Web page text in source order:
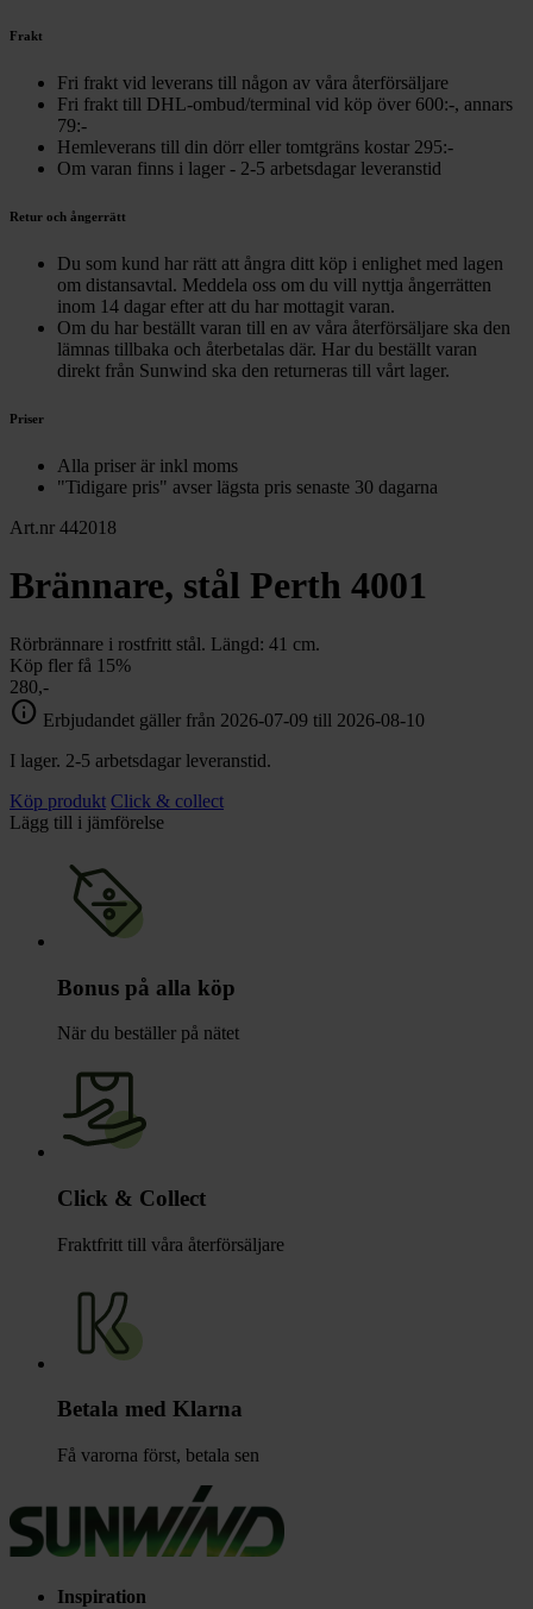
Frakt
Fri frakt vid leverans till någon av våra återförsäljare
Fri frakt till DHL-ombud/terminal vid köp över 600:-, annars
79:-
Hemleverans till din dörr eller tomtgräns kostar 295:-
Om varan finns i lager - 2-5 arbetsdagar leveranstid
Retur och ångerrätt
Du som kund har rätt att ångra ditt köp i enlighet med lagen
om distansavtal. Meddela oss om du vill nyttja ångerrätten
inom 14 dagar efter att du har mottagit varan.
Om du har beställt varan till en av våra återförsäljare ska den
lämnas tillbaka och återbetalas där. Har du beställt varan
direkt från Sunwind ska den returneras till vårt lager.
Priser
Alla priser är inkl moms
"Tidigare pris" avser lägsta pris senaste 30 dagarna
Art.nr 442018
Brännare, stål Perth 4001
Rörbrännare i rostfritt stål. Längd: 41 cm.
Köp fler få 15%
280,-
info Erbjudandet gäller från 2026-07-09 till 2026-08-10
I lager. 2-5 arbetsdagar leveranstid.
Köp produkt Click & collect
Lägg till i jämförelse
Bonus på alla köp
När du beställer på nätet
Click & Collect
Fraktfritt till våra återförsäljare
Betala med Klarna
Få varorna först, betala sen
Inspiration